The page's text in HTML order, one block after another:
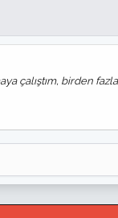
çalıştım, birden